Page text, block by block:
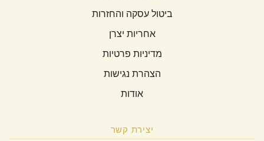
ביטול עסקה והחזרות
אחריות יצרן
מדיניות פרטיות
הצהרת נגישות
אודות
יצירת קשר